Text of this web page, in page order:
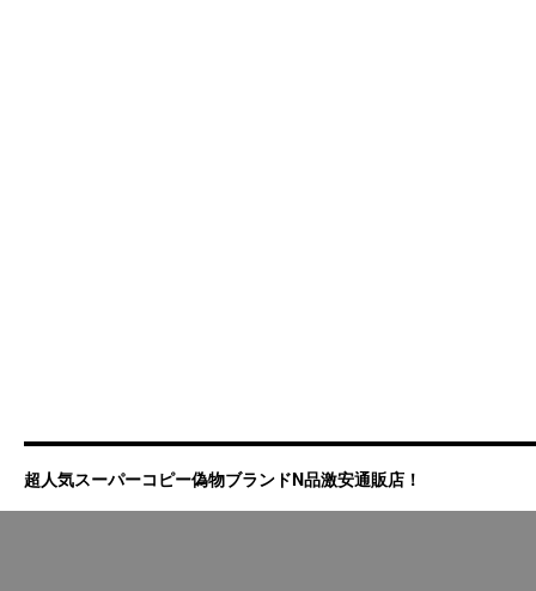
超人気スーパーコピー偽物ブランドN品激安通販店！